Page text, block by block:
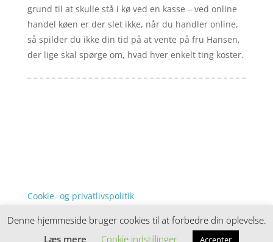
grund til at skulle stå i kø ved en kasse – ved online
handel køen er der slet ikke, når du handler online,
så spilder du ikke din tid på at vente på fru Hansen,
der lige skal spørge om, hvad hver enkelt ting koster.
Cookie- og privatlivspolitik
Denne hjemmeside samler et bredt udvalg af
spændende varer. Siden er et affiiliatesite, og nogle
Denne hjemmeside bruger cookies til at forbedre din oplevelse.
Læs mere
Cookie indstillinger Accepter